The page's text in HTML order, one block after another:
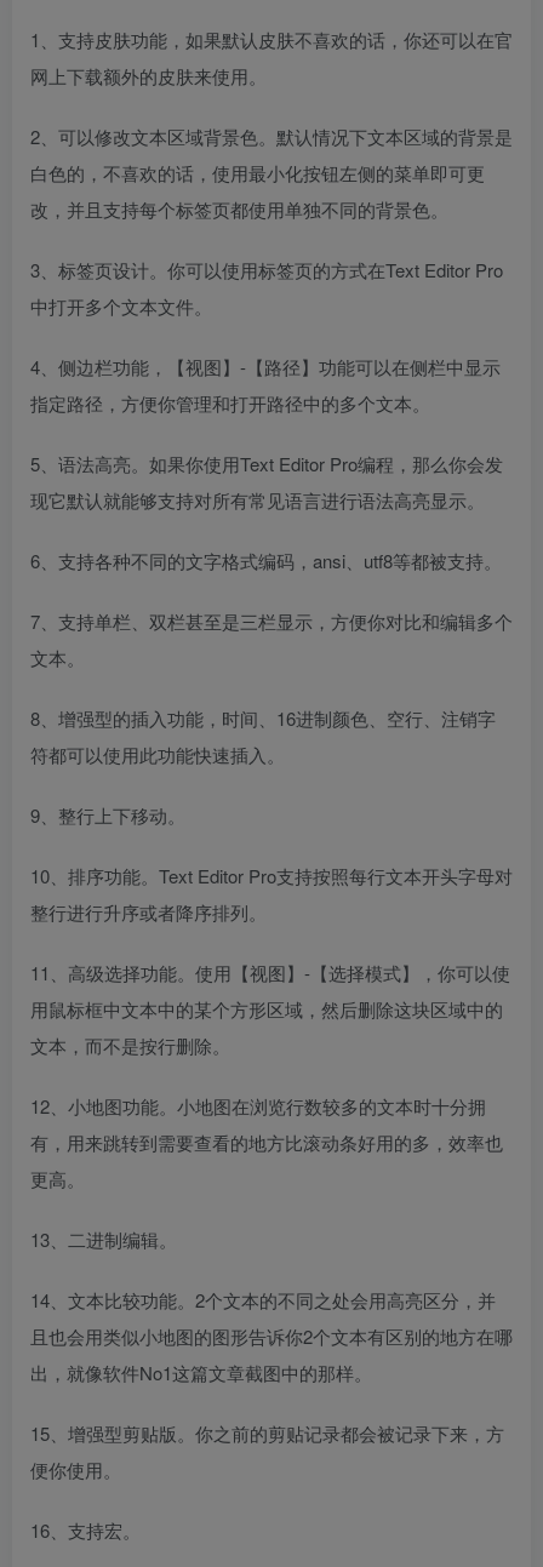
1、支持皮肤功能，如果默认皮肤不喜欢的话，你还可以在官
网上下载额外的皮肤来使用。
2、可以修改文本区域背景色。默认情况下文本区域的背景是
白色的，不喜欢的话，使用最小化按钮左侧的菜单即可更
改，并且支持每个标签页都使用单独不同的背景色。
3、标签页设计。你可以使用标签页的方式在Text Editor Pro
中打开多个文本文件。
4、侧边栏功能，【视图】-【路径】功能可以在侧栏中显示
指定路径，方便你管理和打开路径中的多个文本。
5、语法高亮。如果你使用Text Editor Pro编程，那么你会发
现它默认就能够支持对所有常见语言进行语法高亮显示。
6、支持各种不同的文字格式编码，ansi、utf8等都被支持。
7、支持单栏、双栏甚至是三栏显示，方便你对比和编辑多个
文本。
8、增强型的插入功能，时间、16进制颜色、空行、注销字
符都可以使用此功能快速插入。
9、整行上下移动。
10、排序功能。Text Editor Pro支持按照每行文本开头字母对
整行进行升序或者降序排列。
11、高级选择功能。使用【视图】-【选择模式】，你可以使
用鼠标框中文本中的某个方形区域，然后删除这块区域中的
文本，而不是按行删除。
12、小地图功能。小地图在浏览行数较多的文本时十分拥
有，用来跳转到需要查看的地方比滚动条好用的多，效率也
更高。
13、二进制编辑。
14、文本比较功能。2个文本的不同之处会用高亮区分，并
且也会用类似小地图的图形告诉你2个文本有区别的地方在哪
出，就像软件No1这篇文章截图中的那样。
15、增强型剪贴版。你之前的剪贴记录都会被记录下来，方
便你使用。
16、支持宏。